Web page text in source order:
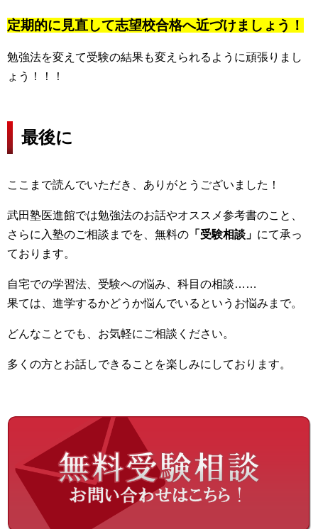
定期的に見直して志望校合格へ近づけましょう！
勉強法を変えて受験の結果も変えられるように頑張りまし
ょう！！！
最後に
ここまで読んでいただき、ありがとうございました！
武田塾医進館では勉強法のお話やオススメ参考書のこと、
さらに入塾のご相談までを、無料の 「受験相談」 にて承っ
ております。
自宅での学習法、受験への悩み、科目の相談……
果ては、進学するかどうか悩んでいるというお悩みまで。
どんなことでも、お気軽にご相談ください。
多くの方とお話しできることを楽しみにしております。